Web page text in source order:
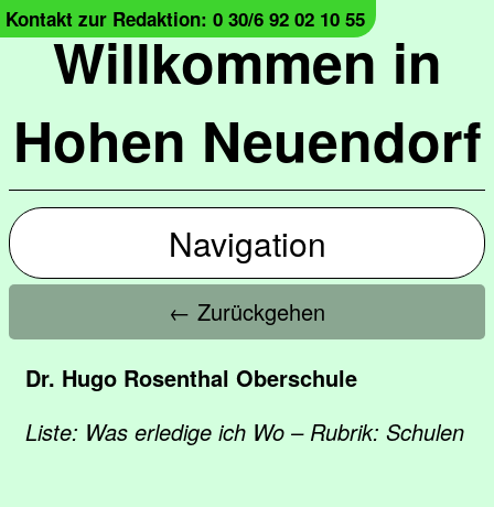
Willkommen in
Hohen Neuendorf
Kontakt zur Redaktion: 0 30/6 92 02 10 55
Navigation
← Zurückgehen
Dr. Hugo Rosenthal Oberschule
Liste: Was erledige ich Wo – Rubrik: Schulen